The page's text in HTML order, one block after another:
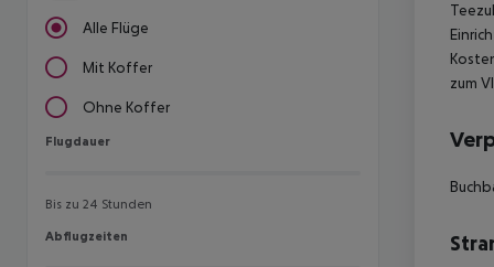
Alle Flüge
Mit Koffer
Ohne Koffer
Flugdauer
Flugdauer
Bis zu 24 Stunden
Abflugzeiten
Abflugzeiten
zum